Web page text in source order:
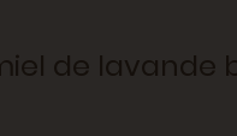
de lavande